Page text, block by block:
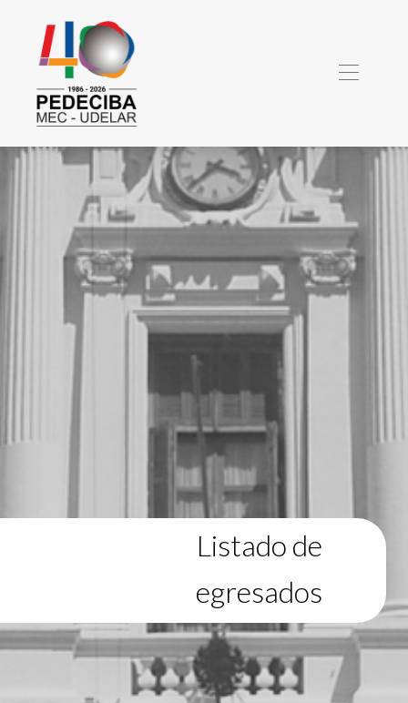
Listado de
egresados